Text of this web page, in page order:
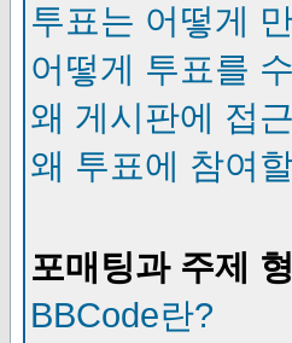
투표는 어떻게
어떻게 투표를
왜 게시판에 접
왜 투표에 참여
포매팅과 주제
BBCode란?